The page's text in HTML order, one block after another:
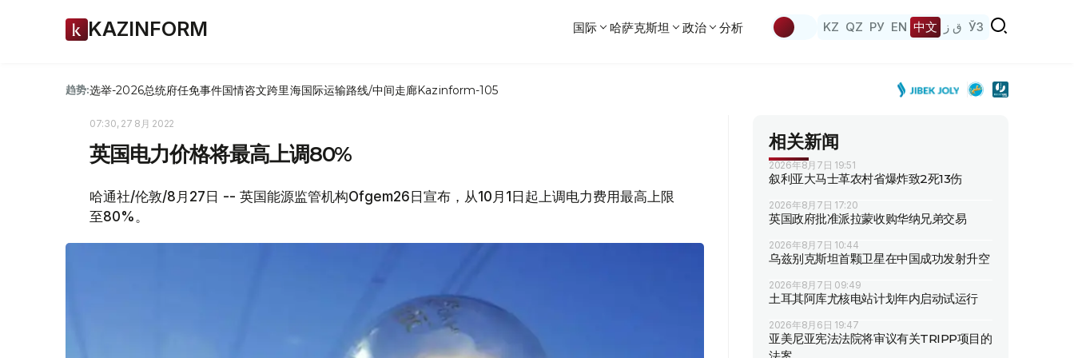
KAZINFORM 国际 哈萨克斯坦 政治 分析 KZ QZ РУ EN 中文 ق ز ЎЗ
趋势:选举-2026总统府任免事件国情咨文跨里海国际运输路线/中间走廊Kazinform-105
07:30, 27 8月 2022
英国电力价格将最高上调80%
哈通社/伦敦/8月27日 -- 英国能源监管机构Ofgem26日宣布，从10月1日起上调电力费用最高上限
至80%。
相关新闻
2026年8月7日 19:51
叙利亚大马士革农村省爆炸致2死13伤
2026年8月7日 17:20
英国政府批准派拉蒙收购华纳兄弟交易
2026年8月7日 10:44
乌兹别克斯坦首颗卫星在中国成功发射升空
2026年8月7日 09:49
土耳其阿库尤核电站计划年内启动试运行
2026年8月6日 19:47
亚美尼亚宪法法院将审议有关TRIPP项目的